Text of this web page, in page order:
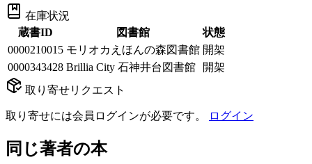
在庫状況
蔵書ID
図書館
状態
0000210015 モリオカえほんの森図書館 開架
0000343428 Brillia City 石神井台図書館
開架
取り寄せリクエスト
取り寄せには会員ログインが必要です。 ログイン
同じ著者の本